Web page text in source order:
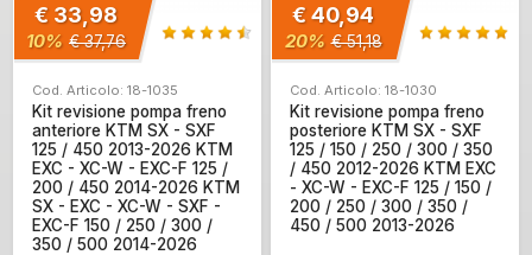
€ 33,98
10% € 37,76
Cod. Articolo: 18-1035
Kit revisione pompa freno
anteriore KTM SX - SXF
125 / 450 2013-2026 KTM
EXC - XC-W - EXC-F 125 /
200 / 450 2014-2026 KTM
SX - EXC - XC-W - SXF -
EXC-F 150 / 250 / 300 /
350 / 500 2014-2026
€ 40,94
20% € 51,18
Cod. Articolo: 18-1030
Kit revisione pompa freno
posteriore KTM SX - SXF
125 / 150 / 250 / 300 / 350
/ 450 2012-2026 KTM EXC
- XC-W - EXC-F 125 / 150 /
200 / 250 / 300 / 350 /
450 / 500 2013-2026